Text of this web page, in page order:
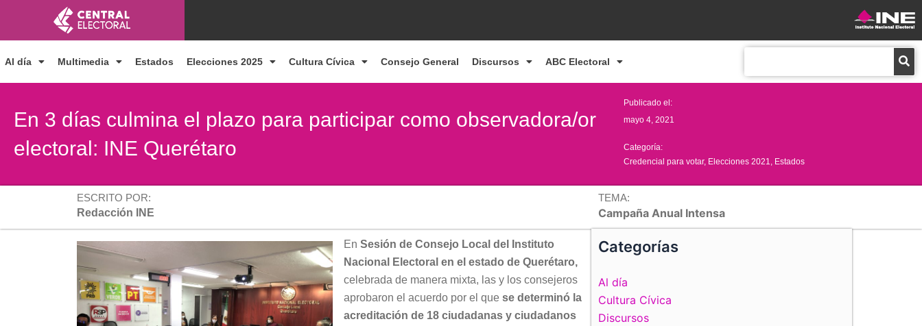
contenido
Al día Multimedia Estados Elecciones 2025 Cultura Cívica Consejo General Discursos ABC Electoral
En 3 días culmina el plazo para participar como observadora/or
electoral: INE Querétaro
Publicado el:
mayo 4, 2021
Categoría:
Credencial para votar, Elecciones 2021 Estados
ESCRITO POR:
Redacción INE
TEMA:
Campaña Anual Intensa
En Sesión de Consejo Local del Instituto
Nacional Electoral en el estado de Querétaro,
celebrada de manera mixta, las y los consejeros
aprobaron el acuerdo por el que se determinó la
acreditación de 18 ciudadanas y ciudadanos
Categorías
Al día
Cultura Cívica
Discursos